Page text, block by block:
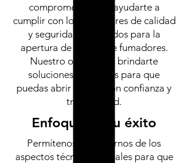
comprometidos en ayudarte a
cumplir con los estándares de calidad
y seguridad requeridos para la
apertura de tu club de fumadores.
Nuestro objetivo es brindarte
soluciones integrales para que
puedas abrir tu club con confianza y
tranquilidad.
Enfoque en tu éxito
Permítenos encargarnos de los
aspectos técnicos y legales para que